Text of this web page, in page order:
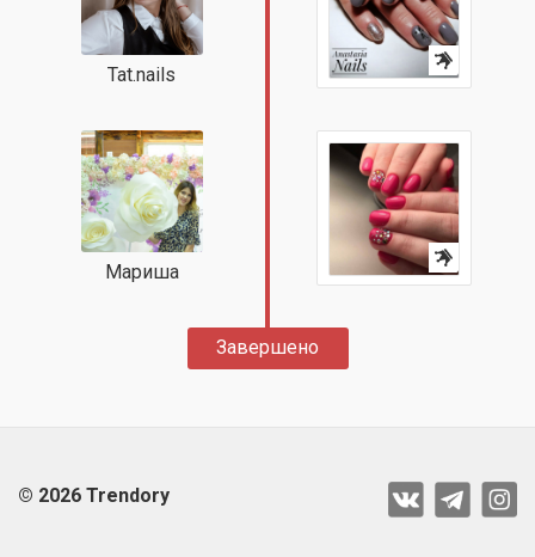
Tat.nails
Мариша
Завершено
© 2026 Trendory